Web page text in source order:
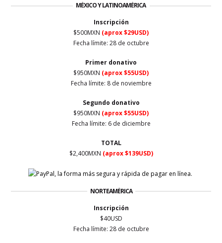
MÉXICO Y LATINOAMÉRICA
Inscripción
$500MXN (aprox $29USD)
Fecha límite: 28 de octubre
Primer donativo
$950MXN (aprox $55USD)
Fecha límite: 8 de noviembre
Segundo donativo
$950MXN (aprox $55USD)
Fecha límite: 6 de diciembre
TOTAL
$2,400MXN (aprox $139USD)
NORTEAMÉRICA
Inscripción
$40USD
Fecha límite: 28 de octubre